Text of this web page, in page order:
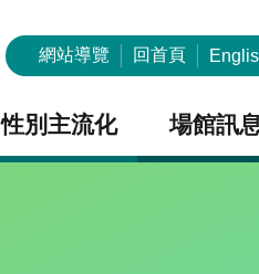
網站導覽 回首頁
性別主流化 場館訊